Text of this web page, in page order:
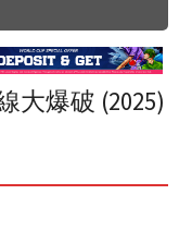
大爆破 (2025)